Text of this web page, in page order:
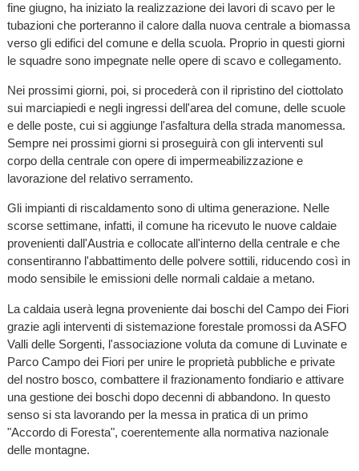
fine giugno, ha iniziato la realizzazione dei lavori di scavo per le
tubazioni che porteranno il calore dalla nuova centrale a biomassa
verso gli edifici del comune e della scuola. Proprio in questi giorni
le squadre sono impegnate nelle opere di scavo e collegamento.
Nei prossimi giorni, poi, si procederà con il ripristino del ciottolato
sui marciapiedi e negli ingressi dell'area del comune, delle scuole
e delle poste, cui si aggiunge l'asfaltura della strada manomessa.
Sempre nei prossimi giorni si proseguirà con gli interventi sul
corpo della centrale con opere di impermeabilizzazione e
lavorazione del relativo serramento.
Gli impianti di riscaldamento sono di ultima generazione. Nelle
scorse settimane, infatti, il comune ha ricevuto le nuove caldaie
provenienti dall'Austria e collocate all'interno della centrale e che
consentiranno l'abbattimento delle polvere sottili, riducendo così in
modo sensibile le emissioni delle normali caldaie a metano.
La caldaia userà legna proveniente dai boschi del Campo dei Fiori
grazie agli interventi di sistemazione forestale promossi da ASFO
Valli delle Sorgenti, l'associazione voluta da comune di Luvinate e
Parco Campo dei Fiori per unire le proprietà pubbliche e private
del nostro bosco, combattere il frazionamento fondiario e attivare
una gestione dei boschi dopo decenni di abbandono. In questo
senso si sta lavorando per la messa in pratica di un primo
"Accordo di Foresta", coerentemente alla normativa nazionale
delle montagne.